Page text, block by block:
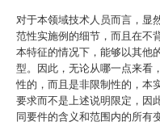
对于本领域技术人员而言，显
范性实施例的细节，而且在不
本特征的情况下，能够以其他
型。因此，无论从哪一点来看
性的，而且是非限制性的，本
要求而不是上述说明限定，因
同要件的含义和范围内的所有